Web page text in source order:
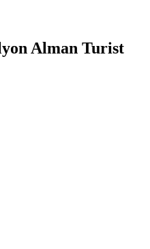
Alman Turist